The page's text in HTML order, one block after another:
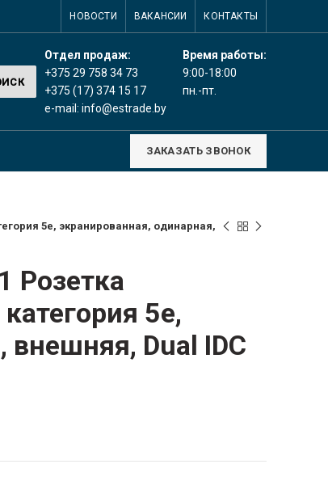
НОВОСТИ ВАКАНСИИ КОНТАКТЫ
Отдел продаж:
+375 29 758 34 73
+375 (17) 374 15 17
e-mail: info@estrade.by
Время работы:
9:00-18:00
пн.-пт.
ЗАКАЗАТЬ ЗВОНОК
5e, экранированная, одинарная,
Розетка
5e,
внешняя, Dual IDC